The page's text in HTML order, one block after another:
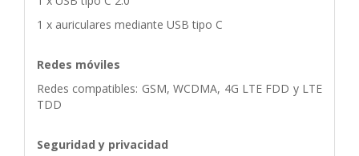
1 x auriculares mediante USB tipo C
Redes móviles
Redes compatibles: GSM, WCDMA, 4G LTE FDD y LTE
TDD
Seguridad y privacidad